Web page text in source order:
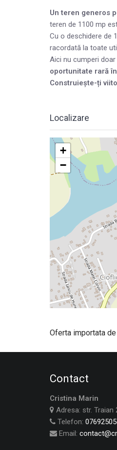
Un teren generos
teren de 1100 mp
Cu o deschidere de
racordată la toate
Aici nu cumperi
oportunitate rară
Construiește-ți
Localizare
+
−
Oferta importata
Contact
Cristina Marin
Adresa: str. Traian
Telefon:
Email: